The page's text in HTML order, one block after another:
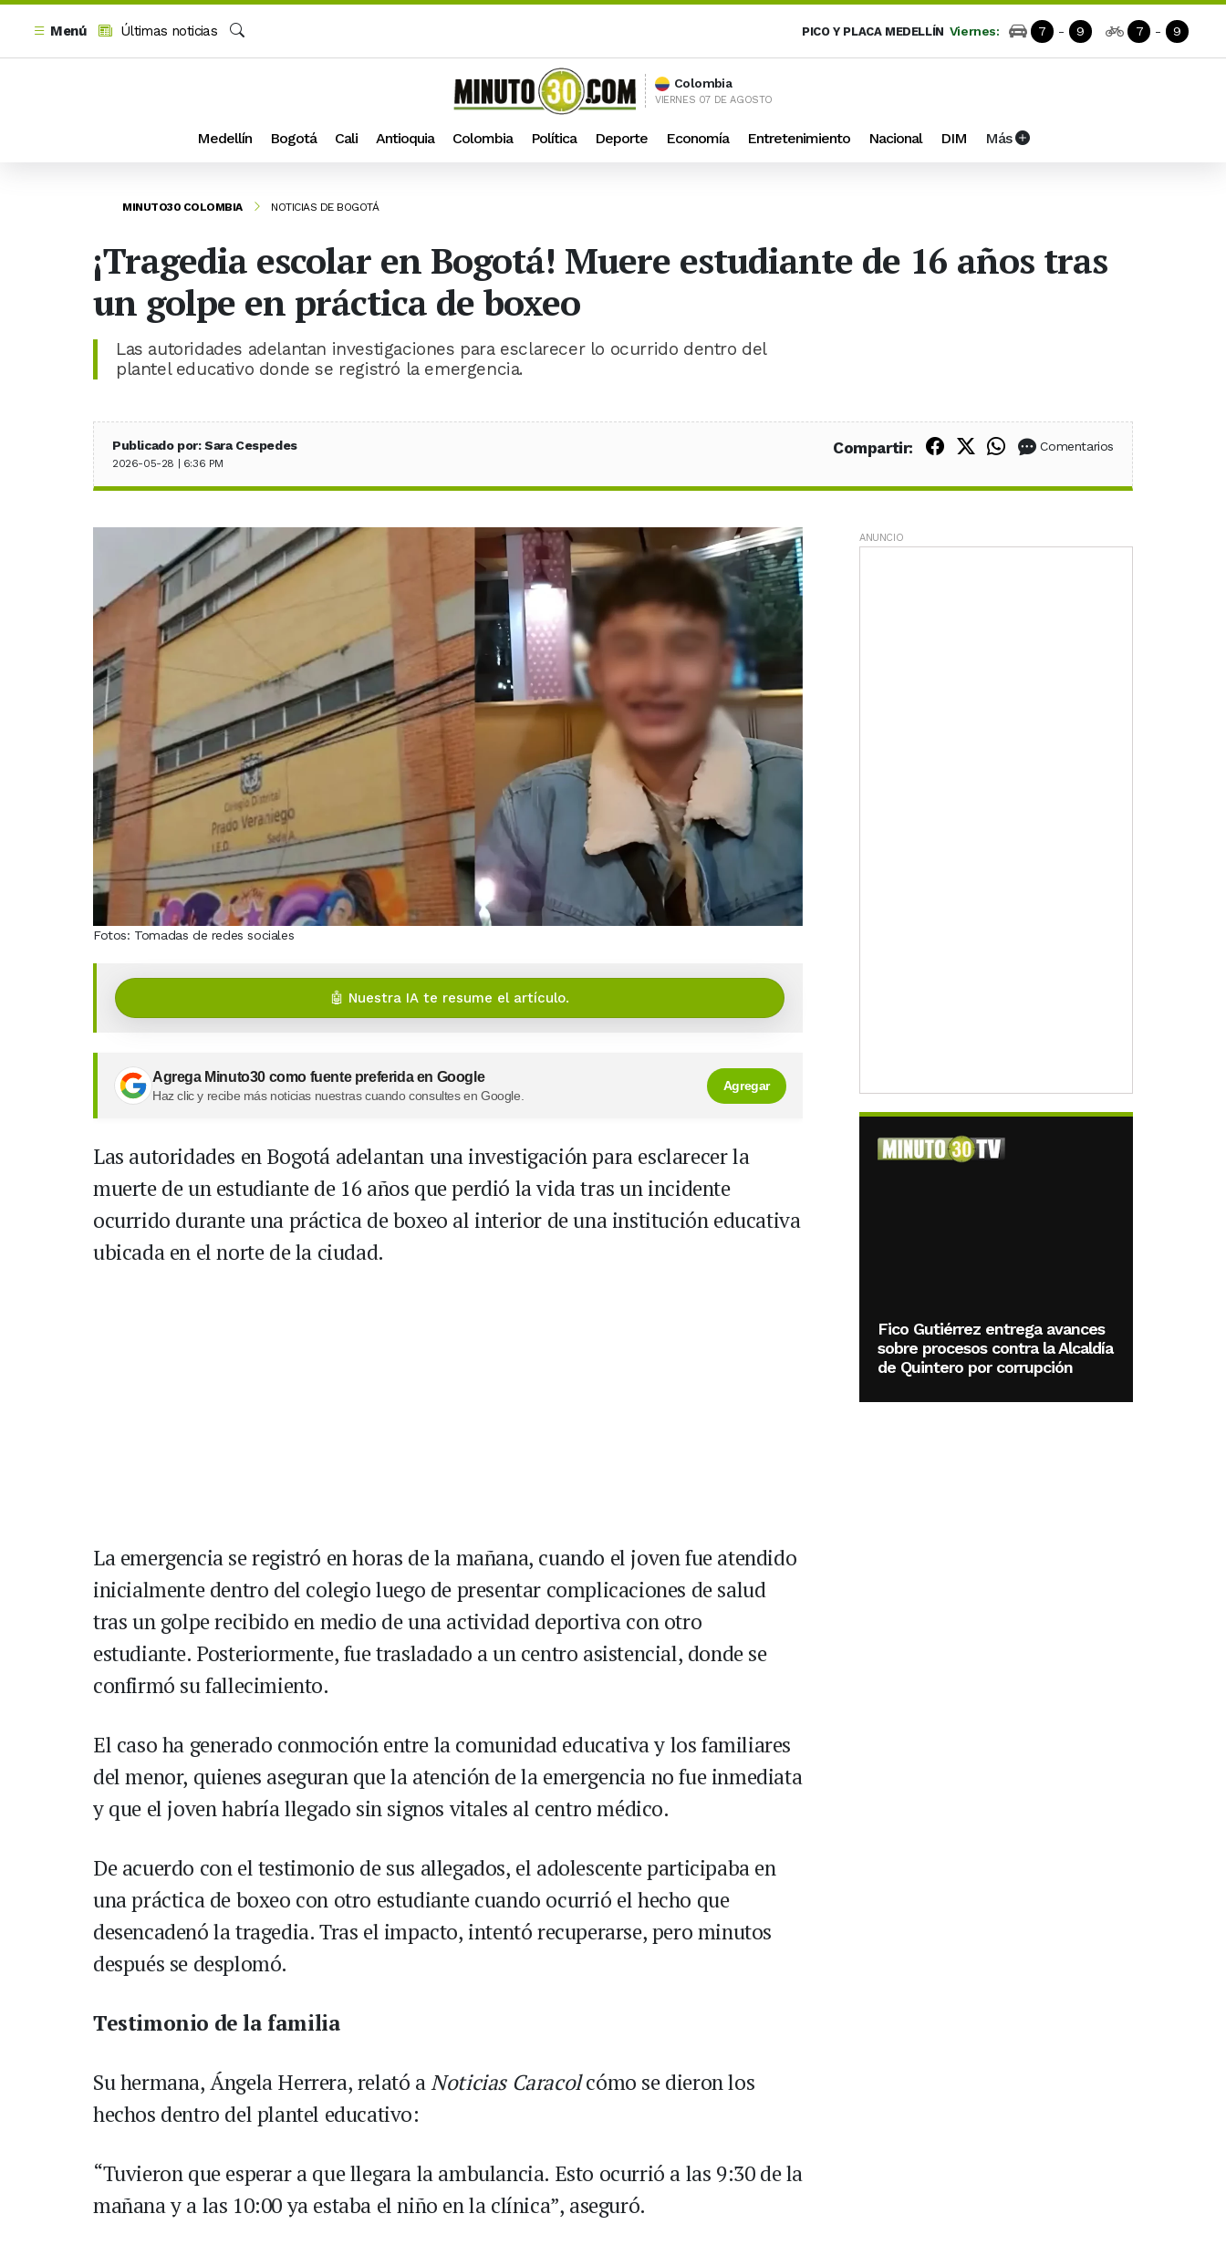
Menú
Últimas noticias
PICO Y PLACA MEDELLÍN Viernes: 7 - 9 7 - 9
Colombia
VIERNES 07 DE AGOSTO
Medellín Bogotá Cali Antioquia Colombia Política Deporte Economía Entretenimiento Nacional DIM Más
MINUTO30 COLOMBIA NOTICIAS DE BOGOTÁ
¡Tragedia escolar en Bogotá! Muere estudiante de 16 años tras
un golpe en práctica de boxeo
Las autoridades adelantan investigaciones para esclarecer lo ocurrido dentro del
plantel educativo donde se registró la emergencia.
Publicado por: Sara Cespedes
2026-05-28 | 6:36 PM
Compartir: Compartir en Facebook
Compartir en X (Twitter)
Compartir en WhatsApp
Comentarios
Fotos: Tomadas de redes sociales
🤖 Nuestra IA te resume el artículo.
Agrega Minuto30 como fuente preferida en Google
Haz clic y recibe más noticias nuestras cuando consultes en Google.
Agregar
Las autoridades en Bogotá adelantan una investigación para esclarecer la
muerte de un estudiante de 16 años que perdió la vida tras un incidente
ocurrido durante una práctica de boxeo al interior de una institución educativa
ubicada en el norte de la ciudad.
La emergencia se registró en horas de la mañana, cuando el joven fue atendido
inicialmente dentro del colegio luego de presentar complicaciones de salud
tras un golpe recibido en medio de una actividad deportiva con otro
estudiante. Posteriormente, fue trasladado a un centro asistencial, donde se
confirmó su fallecimiento.
El caso ha generado conmoción entre la comunidad educativa y los familiares
del menor, quienes aseguran que la atención de la emergencia no fue inmediata
y que el joven habría llegado sin signos vitales al centro médico.
De acuerdo con el testimonio de sus allegados, el adolescente participaba en
una práctica de boxeo con otro estudiante cuando ocurrió el hecho que
desencadenó la tragedia. Tras el impacto, intentó recuperarse, pero minutos
después se desplomó.
Testimonio de la familia
Su hermana, Ángela Herrera, relató aNoticias Caracolcómo se dieron los
hechos dentro del plantel educativo:
“Tuvieron que esperar a que llegara la ambulancia. Esto ocurrió a las 9:30 de la
mañana y a las 10:00 ya estaba el niño en la clínica”, aseguró.
ANUNCIO
Fico Gutiérrez entrega avances
sobre procesos contra la Alcaldía
de Quintero por corrupción